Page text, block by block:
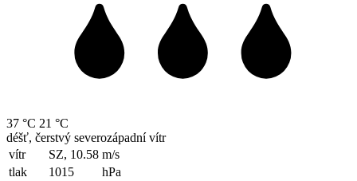
37 °C 21 °C
déšť, čerstvý severozápadní vítr
vítr
SZ, 10.58 m/s
tlak
1015
hPa